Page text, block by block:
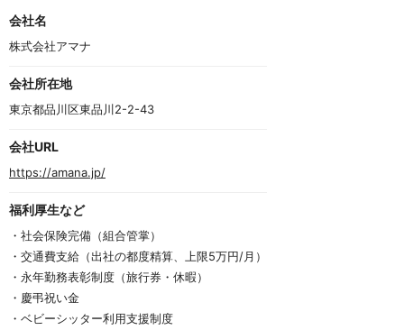
o
f
4
会社名
株式会社アマナ
会社所在地
東京都品川区東品川2-2-43
会社URL
https://amana.jp/
福利厚生など
・社会保険完備（組合管掌）
・交通費支給（出社の都度精算、上限5万円/月）
・永年勤務表彰制度（旅行券・休暇）
・慶弔祝い金
・ベビーシッター利用支援制度